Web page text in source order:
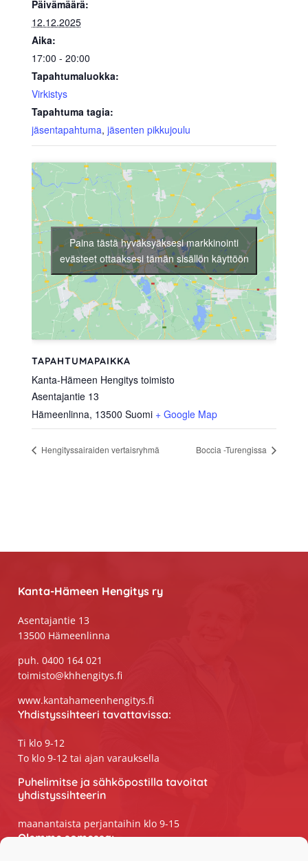
Päivämäärä:
12.12.2025
Aika:
17:00 - 20:00
Tapahtumaluokka:
Virkistys
Tapahtuma tagia:
jäsentapahtuma, jäsenten pikkujoulu
TAPAHTUMAPAIKKA
Kanta-Hämeen Hengitys toimisto
Asentajantie 13
Hämeenlinna, 13500 Suomi + Google Map
Paina tästä hyväksyäksesi markkinointi
evästeet ottaaksesi tämän sisällön käyttöön
Hengityssairaiden vertaisryhmä Boccia -Turengissa
Kanta-Hämeen Hengitys ry
Asentajantie 13
13500 Hämeenlinna
puh. 0400 164 021
toimisto@khhengitys.fi
www.kantahameenhengitys.fi
Yhdistyssihteeri tavattavissa:
Ti klo 9-12
To klo 9-12 tai ajan varauksella
Puhelimitse ja sähköpostilla tavoitat
yhdistyssihteerin
maanantaista perjantaihin klo 9-15
Olemme somessa: